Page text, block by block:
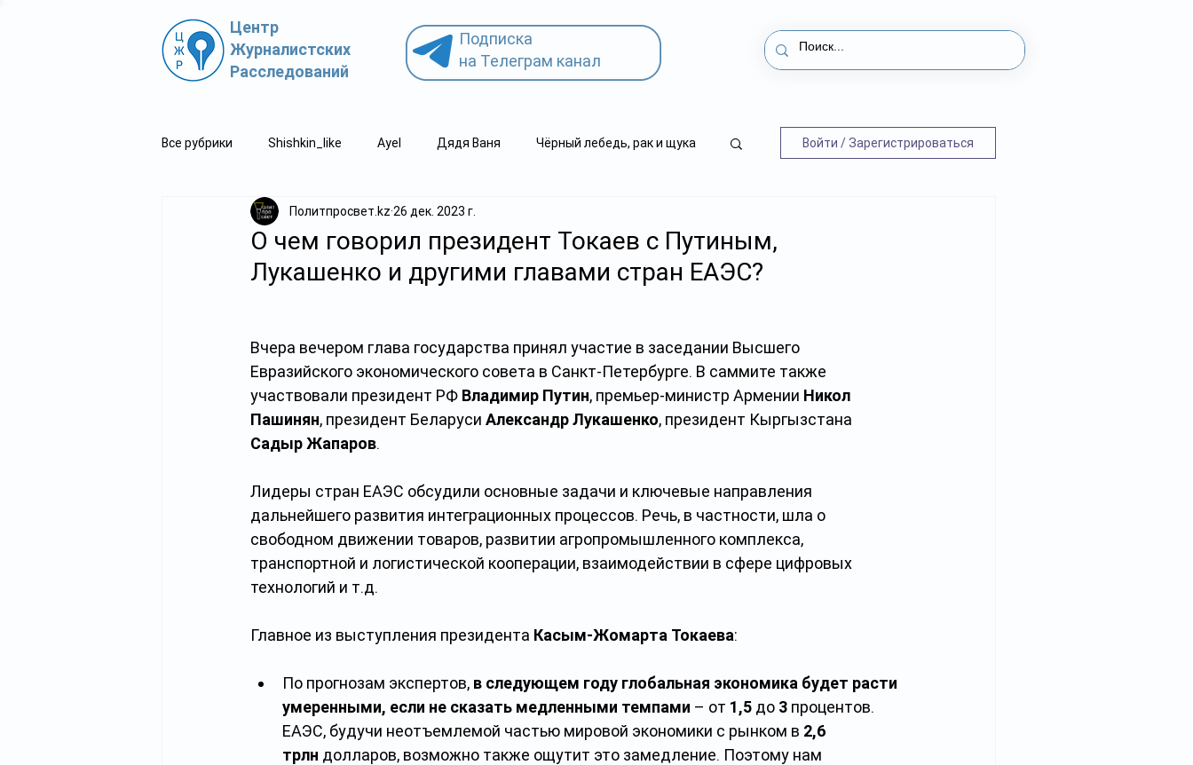
Центр
Журналистских
Расследований
Подписка
на Телеграм канал
Все рубрики Shishkin_like Ayel Дядя Ваня Чёрный лебедь, рак и щука
Политпросвет.kz Свидетель.kz детский суицид
Войти / Зарегистрироваться
О чем говорил президент Токаев с Путиным,
Лукашенко и другими главами стран ЕАЭС?
Политпросвет.kz 26 дек. 2023 г.
Вчера вечером глава государства принял участие в заседании Высшего
Евразийского экономического совета в Санкт-Петербурге. В саммите также
участвовали президент РФ Владимир Путин, премьер-министр Армении Никол
Пашинян, президент Беларуси Александр Лукашенко, президент Кыргызстана
Садыр Жапаров.
Лидеры стран ЕАЭС обсудили основные задачи и ключевые направления
дальнейшего развития интеграционных процессов. Речь, в частности, шла о
свободном движении товаров, развитии агропромышленного комплекса,
транспортной и логистической кооперации, взаимодействии в сфере цифровых
технологий и т.д.
Главное из выступления президента Касым-Жомарта Токаева:
По прогнозам экспертов, в следующем году глобальная экономика будет расти
умеренными, если не сказать медленными темпами – от 1,5 до 3 процентов.
ЕАЭС, будучи неотъемлемой частью мировой экономики с рынком в 2,6
трлн долларов, возможно также ощутит это замедление. Поэтому нам